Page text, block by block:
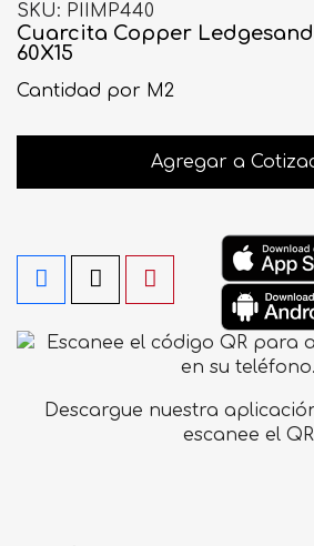
SKU PIIMP440
Cuarcita Copper
60X15
Cantidad por M2
Agregar a
Descargue nuestra
escanee el QR